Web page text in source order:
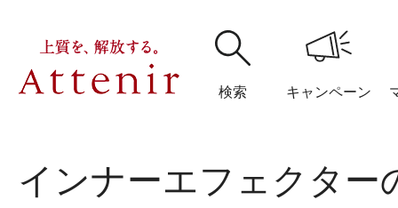
検索 キャンペーン
購入履歴 閲覧履
インナーエフェクター